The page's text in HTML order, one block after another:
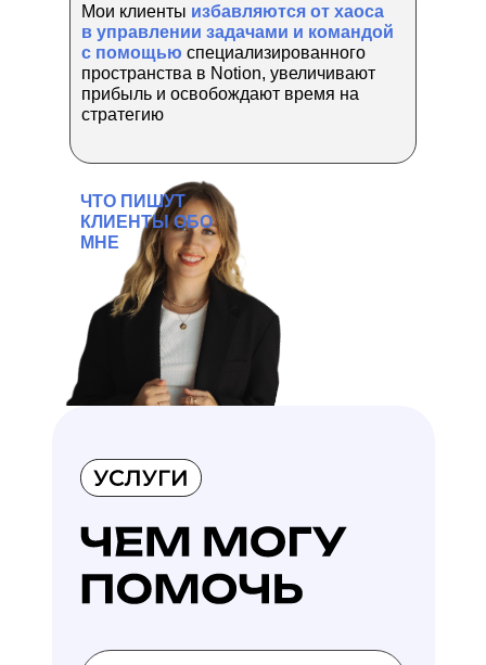
Мои клиенты избавляются от хаоса
в управлении задачами и командой
с помощью специализированного
пространства в Notion, увеличивают
прибыль и освобождают время на
стратегию
ЧТО ПИШУТ
КЛИЕНТЫ ОБО
МНЕ